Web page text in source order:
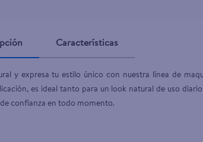
Características
y expresa tu estilo único con nuestra línea de
es ideal tanto para un look natural de uso
confianza en todo momento.